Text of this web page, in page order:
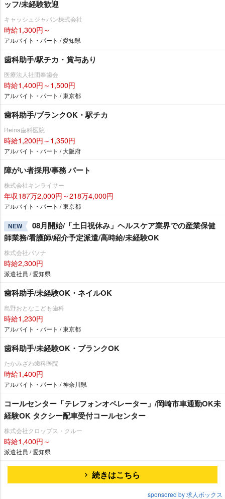
ッフ/未経験歓迎
キャッシュジャパン株式会社
時給1,300円～
アルバイト・パート / 愛知県
歯科助手/駅チカ・賞与あり
医療法人社団奉歯会
時給1,400円～1,500円
アルバイト・パート / 東京都
歯科助手/ブランクOK・駅チカ
Reina歯科医院
時給1,200円～1,350円
アルバイト・パート / 大阪府
障がい者採用/事務 パート
株式会社キンライサー
年収187万2,000円～218万4,000円
アルバイト・パート / 東京都
NEW
08月開始/「土日祝休み」ヘルスケア業界での産業保健
師業務/看護師/紹介予定派遣/高時給/未経験OK
株式会社パソナ
時給2,300円
派遣社員 / 愛知県
歯科助手/未経験OK・ネイルOK
島野おとなこども歯科
時給1,230円
アルバイト・パート / 東京都
歯科助手/未経験OK・ブランクOK
たかみざわ歯科医院
時給1,400円
アルバイト・パート / 神奈川県
コールセンター「テレフォンオペレーター」/岡崎市車通勤OK未
経験OK タクシー配車受付コールセンター
株式会社クロップス・クルー
時給1,400円～
派遣社員 / 愛知県
続きはこちら
sponsored by 求人ボックス